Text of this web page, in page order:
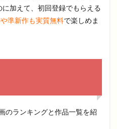
に加えて、初回登録でもらえる
準新作も実質無料で楽しめま
のランキングと作品一覧を紹